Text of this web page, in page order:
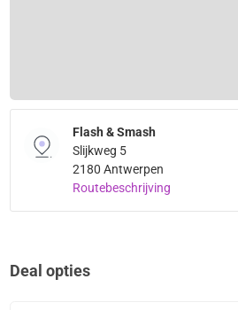
Flash & Smash
Slijkweg 5
2180 Antwerpen
Routebeschrijving
Deal opties